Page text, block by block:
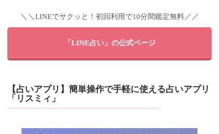
＼＼LINEでサクッと！初回利用で10分間鑑定無料／／
「LINE占い」の公式ページ
【占いアプリ】簡単操作で手軽に使える占いアプリ
「リスミィ」